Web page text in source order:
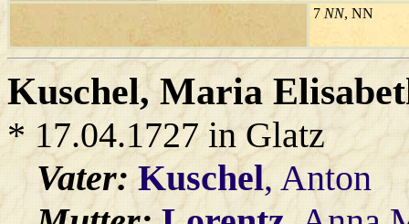
7 NN, NN
Kuschel, Maria
* 17.04.1727 in Glatz
Vater:Kuschel, Anton